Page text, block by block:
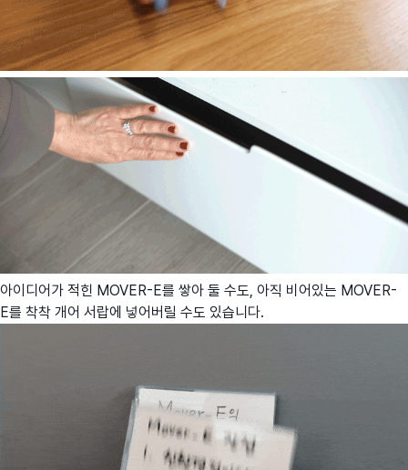
아이디어가 적힌 MOVER-E를 쌓아 둘 수도, 아직 비어있는 MOVER-
E를 착착 개어 서랍에 넣어버릴 수도 있습니다.